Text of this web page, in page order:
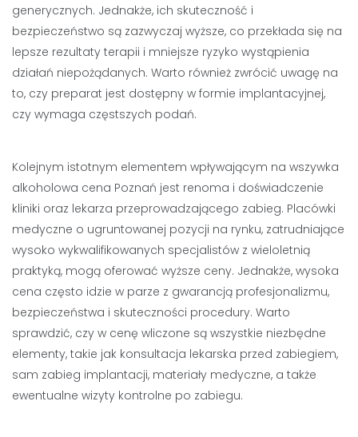
generycznych. Jednakże, ich skuteczność i
bezpieczeństwo są zazwyczaj wyższe, co przekłada się na
lepsze rezultaty terapii i mniejsze ryzyko wystąpienia
działań niepożądanych. Warto również zwrócić uwagę na
to, czy preparat jest dostępny w formie implantacyjnej,
czy wymaga częstszych podań.
Kolejnym istotnym elementem wpływającym na wszywka
alkoholowa cena Poznań jest renoma i doświadczenie
kliniki oraz lekarza przeprowadzającego zabieg. Placówki
medyczne o ugruntowanej pozycji na rynku, zatrudniające
wysoko wykwalifikowanych specjalistów z wieloletnią
praktyką, mogą oferować wyższe ceny. Jednakże, wysoka
cena często idzie w parze z gwarancją profesjonalizmu,
bezpieczeństwa i skuteczności procedury. Warto
sprawdzić, czy w cenę wliczone są wszystkie niezbędne
elementy, takie jak konsultacja lekarska przed zabiegiem,
sam zabieg implantacji, materiały medyczne, a także
ewentualne wizyty kontrolne po zabiegu.